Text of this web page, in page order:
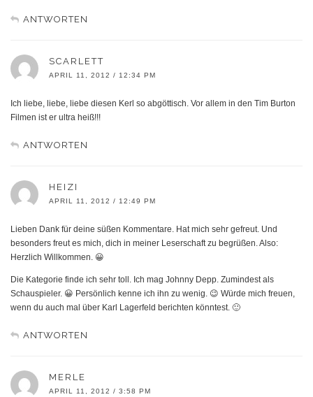
ANTWORTEN
SCARLETT
APRIL 11, 2012 / 12:34 PM
Ich liebe, liebe, liebe diesen Kerl so abgöttisch. Vor allem in den Tim Burton
Filmen ist er ultra heiß!!!
ANTWORTEN
HEIZI
APRIL 11, 2012 / 12:49 PM
Lieben Dank für deine süßen Kommentare. Hat mich sehr gefreut. Und
besonders freut es mich, dich in meiner Leserschaft zu begrüßen. Also:
Herzlich Willkommen. 😀
Die Kategorie finde ich sehr toll. Ich mag Johnny Depp. Zumindest als
Schauspieler. 😀 Persönlich kenne ich ihn zu wenig. 😉 Würde mich freuen,
wenn du auch mal über Karl Lagerfeld berichten könntest. 🙂
ANTWORTEN
MERLE
APRIL 11, 2012 / 3:58 PM